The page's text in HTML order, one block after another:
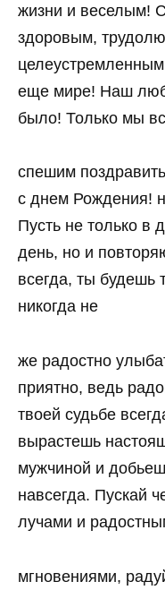
жизни и веселым!
здоровым,
еще мире! Наш
было! Только мы
спешим
с днем Рождения!
Пусть не только в
день, но и
всегда, ты будешь
никогда не
же радостно
приятно, ведь
твоей судьбе
вырастешь
мужчиной и
навсегда. Пускай
лучами и
мгновениями,